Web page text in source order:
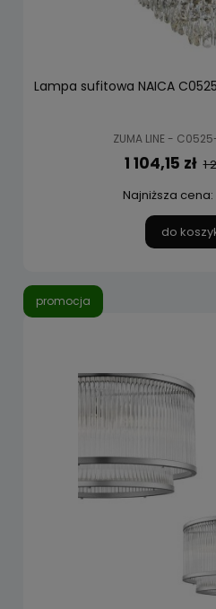
Lampa sufitowa NAICA
ZUMA LINE -
1 104,15 zł 1
Najniższa cena:
do
promocja